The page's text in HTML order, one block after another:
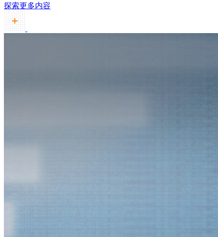
探索更多内容